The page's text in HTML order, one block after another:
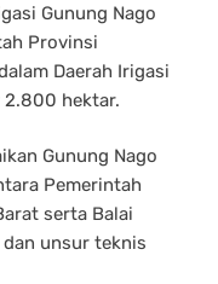
Gunung Nago
Provinsi
Daerah Irigasi
2.800 hektar.
Gunung Nago
Pemerintah
serta Balai
dan unsur teknis